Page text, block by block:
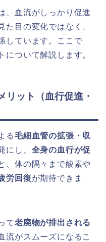
、血流がしっかり促進
た目の変化ではなく、
しています。ここで
について解説します。
リット（血行促進・
る毛細血管の拡張・収
にし、 全身の血行が促
、体の隅々まで酸素や
労回復が期待できま
て老廃物が排出される
流がスムーズになるこ